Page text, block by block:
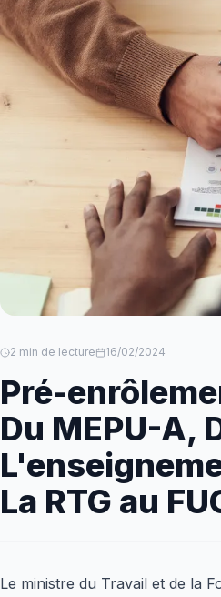
2 min de lecture 16/02/2024
Pré-
Du MEPU-A,
La RTG au
Le ministre du Travail et de la